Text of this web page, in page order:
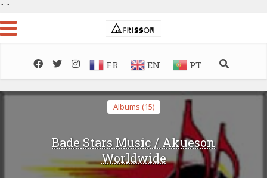
" "
FR EN PT
Albums (15)
Bade Stars Music / Akueson
Worldwide